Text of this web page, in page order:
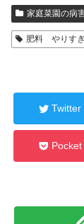
家庭菜園の病
肥料 やりす
Twitter
Pocket